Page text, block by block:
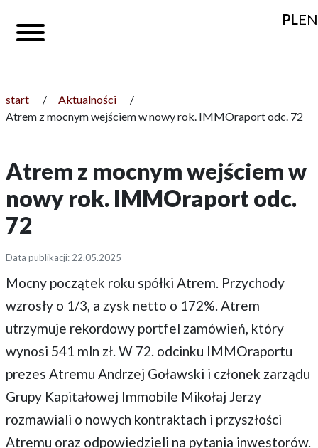
PLEN
start / Aktualności
/
Atrem z mocnym wejściem w nowy rok. IMMOraport odc. 72
Atrem z mocnym wejściem w
nowy rok. IMMOraport odc.
72
Data publikacji: 22.05.2025
Mocny początek roku spółki Atrem. Przychody
wzrosły o 1/3, a zysk netto o 172%. Atrem
utrzymuje rekordowy portfel zamówień, który
wynosi 541 mln zł. W 72. odcinku IMMOraportu
prezes Atremu Andrzej Goławski i członek zarządu
Grupy Kapitałowej Immobile Mikołaj Jerzy
rozmawiali o nowych kontraktach i przyszłości
Atremu oraz odpowiedzieli na pytania inwestorów.